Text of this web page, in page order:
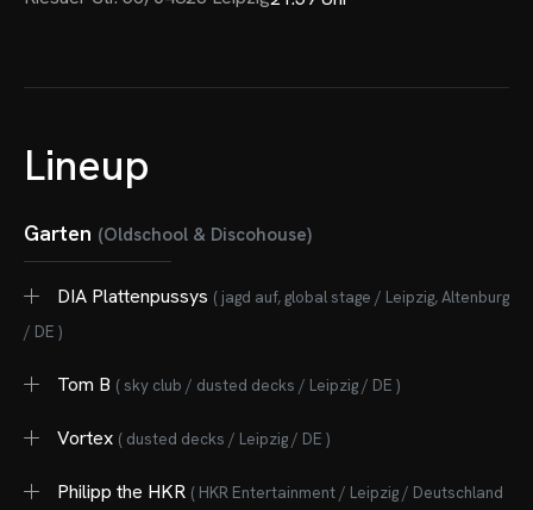
SHOP
Lineup
Garten (Oldschool & Discohouse)
DIA Plattenpussys ( jagd auf, global stage / Leipzig, Altenburg
/ DE )
Tom B ( sky club / dusted decks / Leipzig / DE )
Vortex ( dusted decks / Leipzig / DE )
Philipp the HKR ( HKR Entertainment / Leipzig / Deutschland